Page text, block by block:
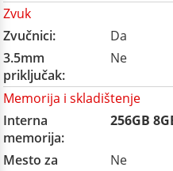
Zvuk
Zvučnici:
Da
3.5mm
priključak:
Ne
Memorija i skladištenje
Interna
memorija:
256GB
Mesto za
Ne